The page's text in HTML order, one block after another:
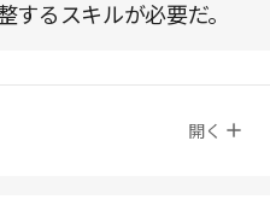
するスキルが必要だ。
開く